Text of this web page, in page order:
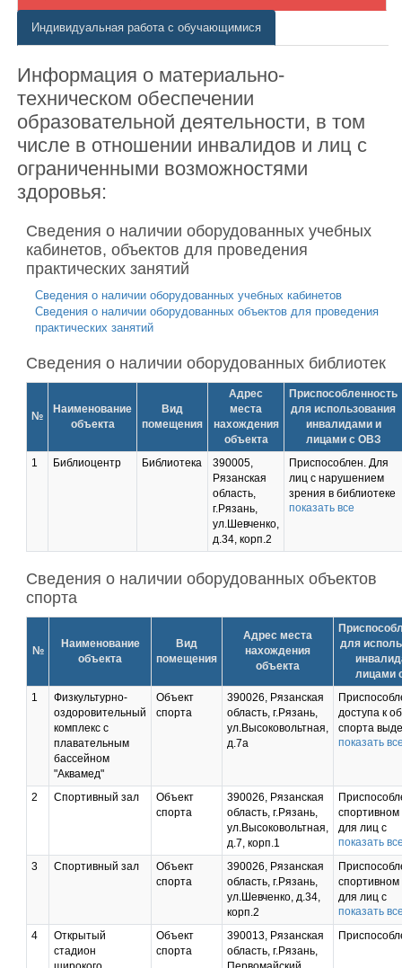
Индивидуальная работа с обучающимися
Информация о материально-
техническом обеспечении
образовательной деятельности, в том
числе в отношении инвалидов и лиц с
ограниченными возможностями
здоровья:
Сведения о наличии оборудованных учебных
кабинетов, объектов для проведения
практических занятий
Сведения о наличии оборудованных учебных кабинетов
Сведения о наличии оборудованных объектов для проведения
практических занятий
Сведения о наличии оборудованных библиотек
№
Наименование
объекта
Вид
помещения
Адрес
места
нахождения
объекта
Приспособленность
для использования
инвалидами и
лицами с ОВЗ
1
Библиоцентр Библиотека
390005,
Рязанская
область,
г.Рязань,
ул.Шевченко,
д.34, корп.2
Приспособлен. Для
лиц с нарушением
зрения в библиотеке
имеется
который позволяет
просматривать и
увеличивать
изображения в
высоком
разрешении.
Минимальное
увеличение: в 2.8
раза, а
максимальное – в 11
раз. Для удобства
обслуживания лиц с
информационная
портативная
индукционная
система. Для
обслуживания лиц с
нарушением
опорно-
двигательного
аппарата имеются
столы с
микролифтом для
показать все
Сведения о наличии оборудованных объектов
спорта
№
Наименование
объекта
Вид
помещения
Адрес места
нахождения
объекта
для
лицами
1
Физкультурно-
оздоровительный
комплекс с
плавательным
бассейном
"Аквамед"
Объект
спорта
390026, Рязанская
область, г.Рязань,
ул.Высоковольтная,
д.7а
доступа к
спорта
доступная
группа
тактильной
и кнопкой
помещения
лестничные
пролеты
показать
2 Спортивный зал
Объект
спорта
390026, Рязанская
область, г.Рязань,
ул.Высоковольтная,
д.7, корп.1
спортивном
для лиц с
здоровья
мячи
для игры в
показать
3
Спортивный зал
Объект
спорта
390026, Рязанская
область, г.Рязань,
ул.Шевченко, д.34,
корп.2
спортивном
для лиц с
показать
4
Открытый
стадион
Объект
спорта
390013, Рязанская
область, г.Рязань,